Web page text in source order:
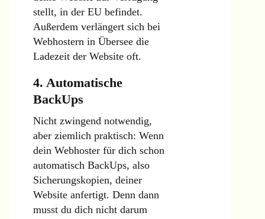
stellt, in der EU befindet.
Außerdem verlängert sich bei
Webhostern in Übersee die
Ladezeit der Website oft.
4. Automatische
BackUps
Nicht zwingend notwendig,
aber ziemlich praktisch: Wenn
dein Webhoster für dich schon
automatisch BackUps, also
Sicherungskopien, deiner
Website anfertigt. Denn dann
musst du dich nicht darum